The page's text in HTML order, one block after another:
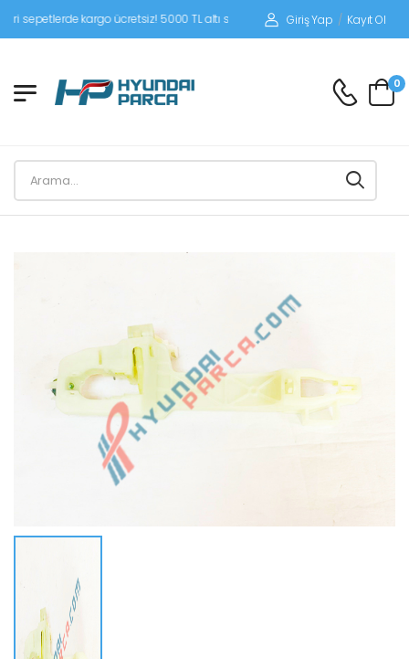
kargo ücretsiz! 5000 TL altı siparişlerinizde siparişleriniz alıcı
Giriş Yap / Kayıt Ol
0